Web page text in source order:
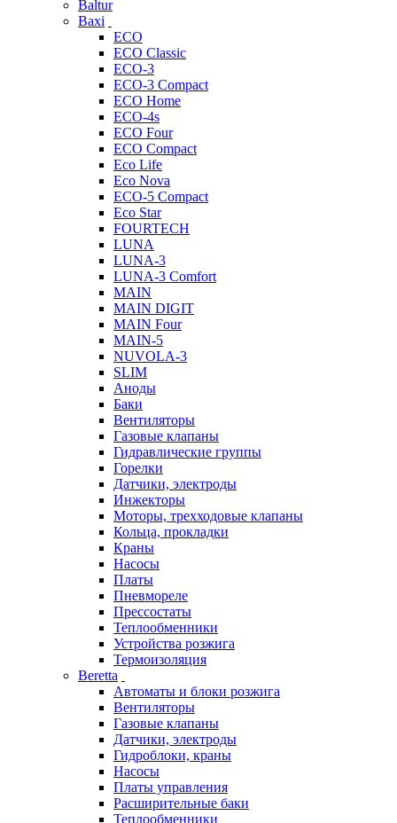
Baltur
Baxi
ECO
ECO Classic
ECO-3
ECO-3 Compact
ECO Home
ECO-4s
ECO Four
ECO Compact
Eco Life
Eco Nova
ECO-5 Compact
Eco Star
FOURTECH
LUNA
LUNA-3
LUNA-3 Comfort
MAIN
MAIN DIGIT
MAIN Four
MAIN-5
NUVOLA-3
SLIM
Аноды
Баки
Вентиляторы
Газовые клапаны
Гидравлические группы
Горелки
Датчики, электроды
Инжекторы
Моторы, трехходовые клапаны
Кольца, прокладки
Краны
Насосы
Платы
Пневмореле
Прессостаты
Теплообменники
Устройства розжига
Термоизоляция
Beretta
Автоматы и блоки розжига
Вентиляторы
Газовые клапаны
Датчики, электроды
Гидроблоки, краны
Насосы
Платы управления
Расширительные баки
Теплообменники